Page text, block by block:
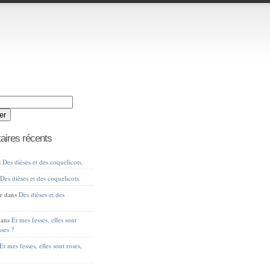
récents
Des dièses et des coquelicots.
Des dièses et des coquelicots.
dansDes dièses et des
Et mes fesses, elles sont
?
Et mes fesses, elles sont roses,